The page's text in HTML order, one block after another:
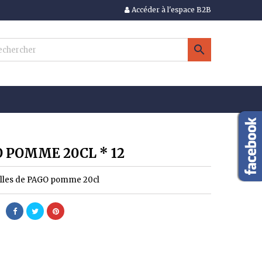
Accéder à l'espace B2B

POMME 20CL * 12
de PAGO pomme 20cl